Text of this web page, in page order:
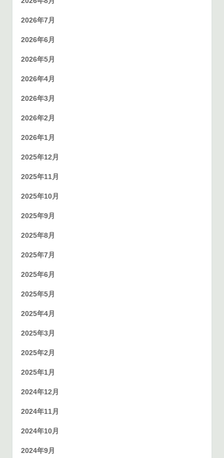
2026年7月
2026年6月
2026年5月
2026年4月
2026年3月
2026年2月
2026年1月
2025年12月
2025年11月
2025年10月
2025年9月
2025年8月
2025年7月
2025年6月
2025年5月
2025年4月
2025年3月
2025年2月
2025年1月
2024年12月
2024年11月
2024年10月
2024年9月